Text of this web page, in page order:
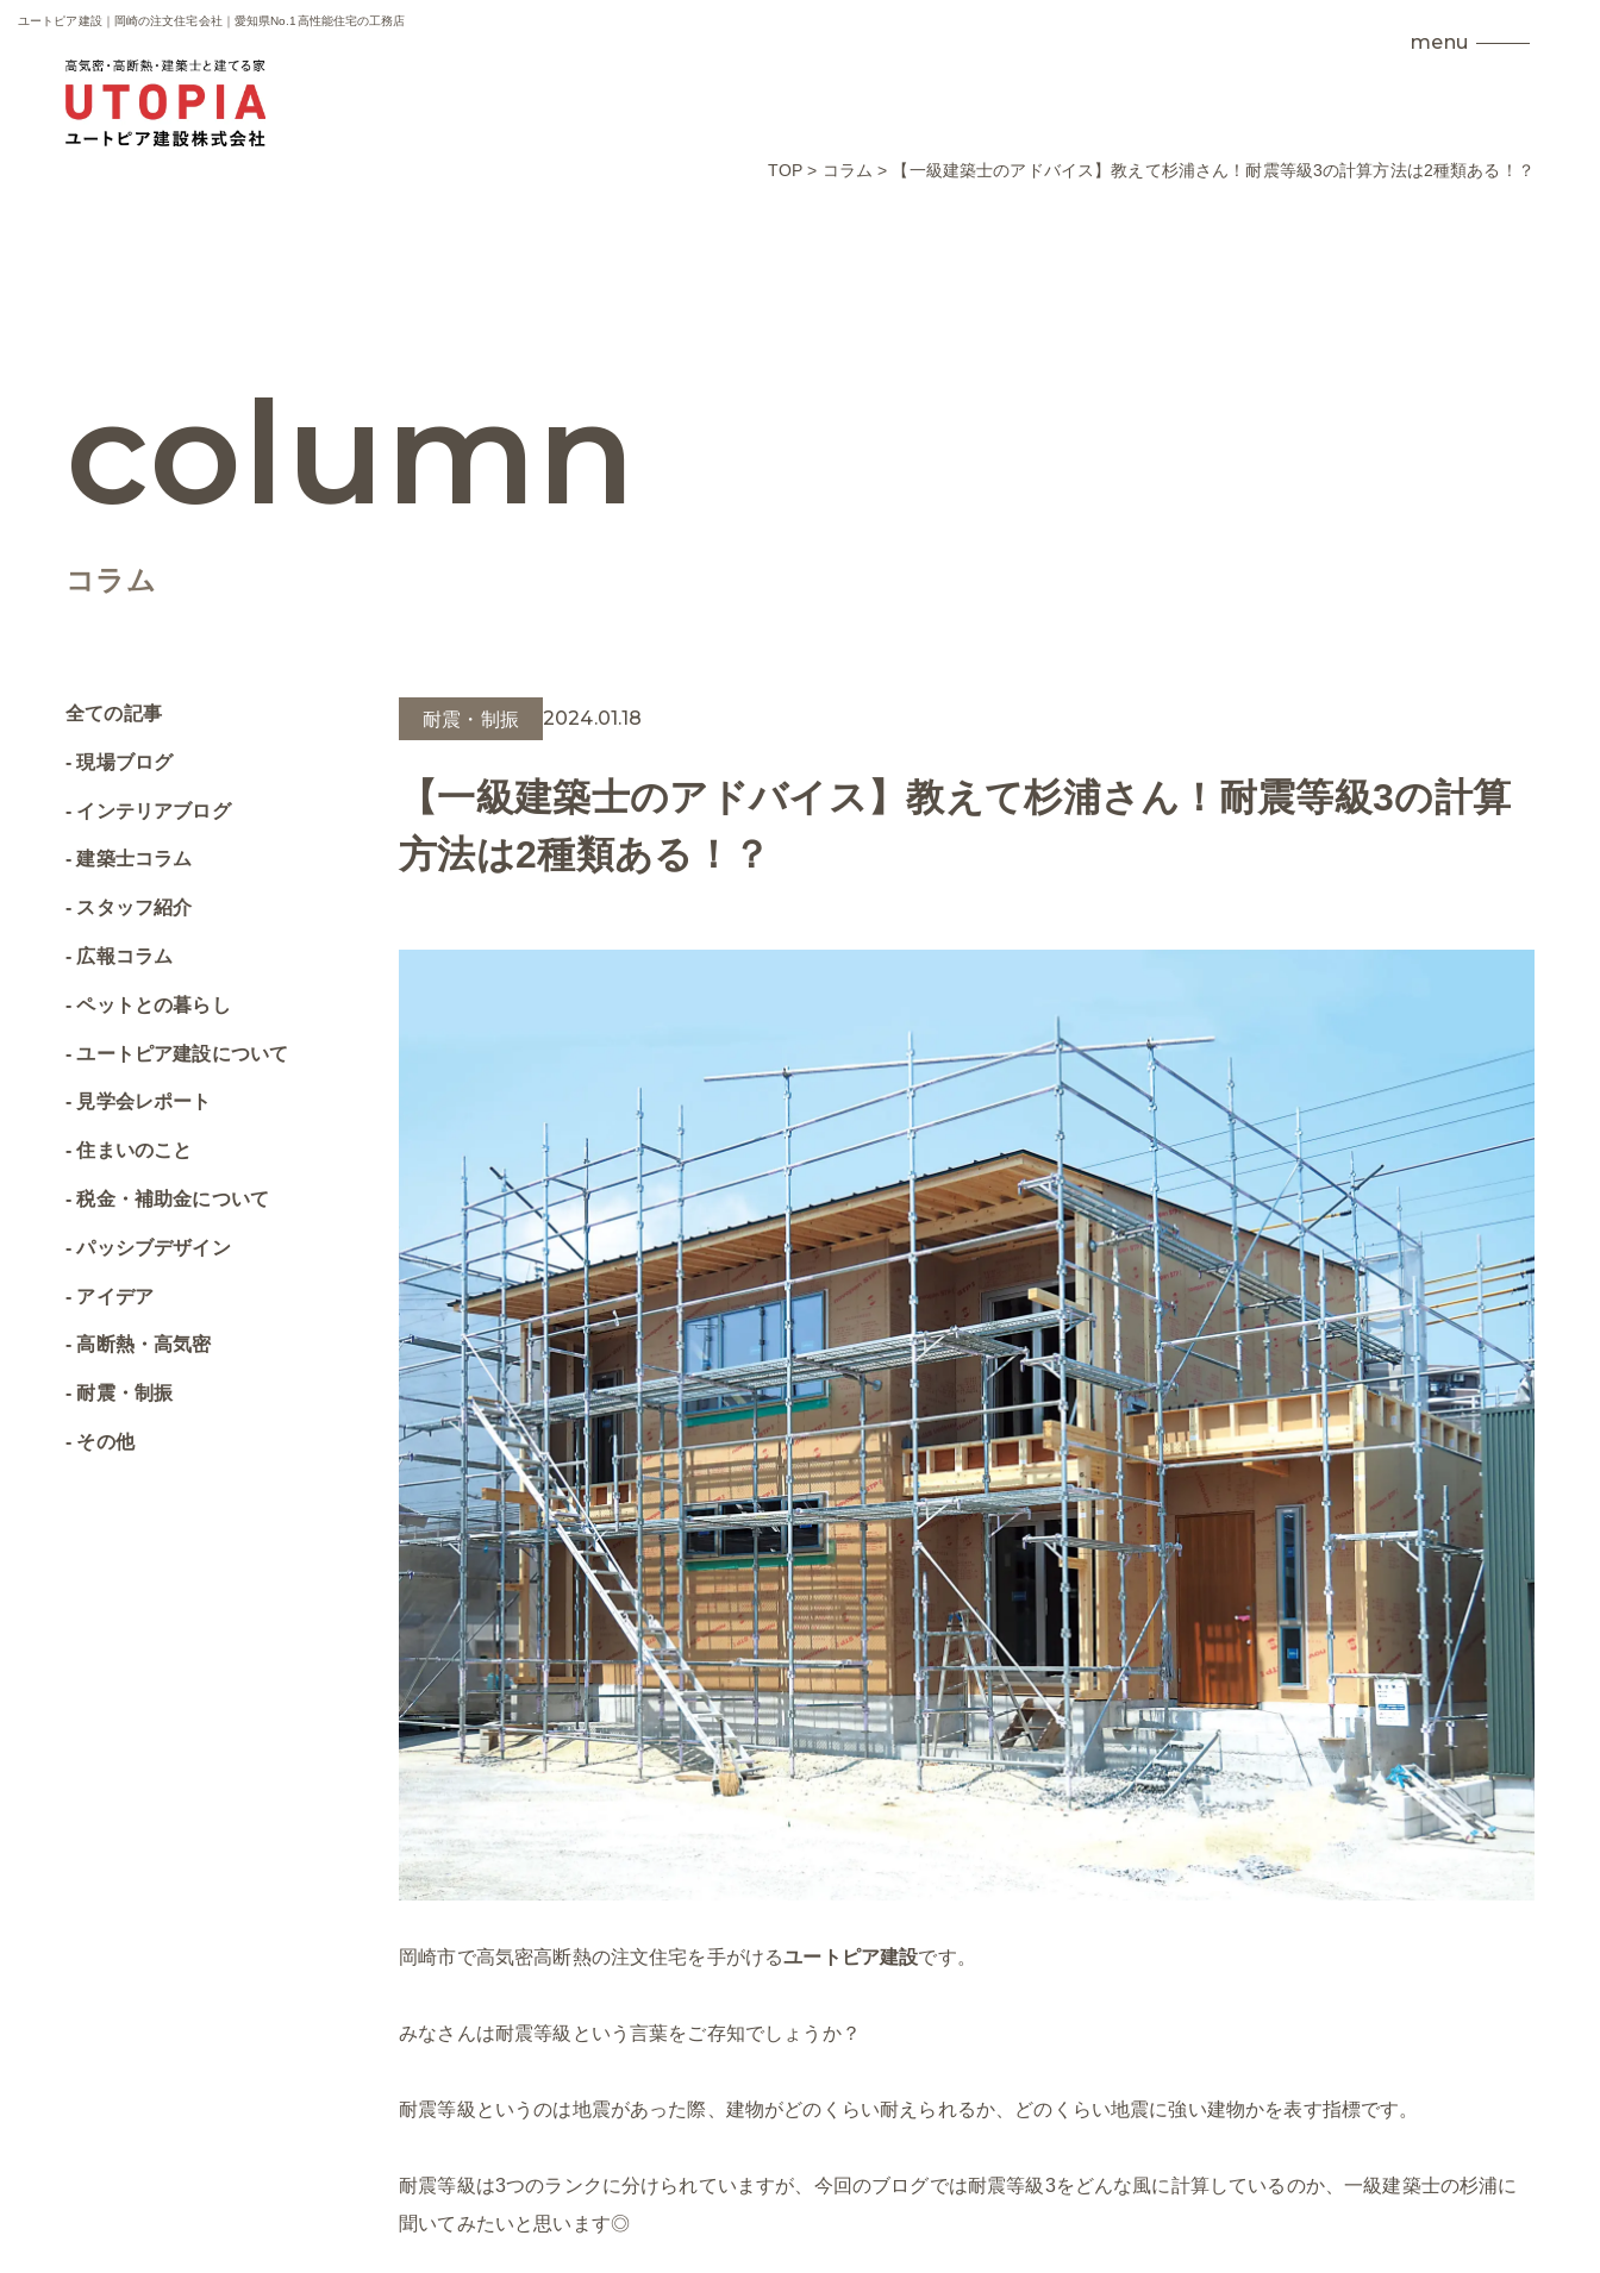
ユートピア建設｜岡崎の注文住宅会社｜愛知県No.1高性能住宅の工務店
menu
TOP > コラム > 【一級建築士のアドバイス】教えて杉浦さん！耐震等級3の計算方法は2種類ある！？
column
コラム
耐震・制振 2024.01.18
【一級建築士のアドバイス】教えて杉浦さん！耐震等級3の計算
方法は2種類ある！？
岡崎市で高気密高断熱の注文住宅を手がけるユートピア建設です。
みなさんは耐震等級という言葉をご存知でしょうか？
耐震等級というのは地震があった際、建物がどのくらい耐えられるか、どのくらい地震に強い建物かを表す指標です。
耐震等級は3つのランクに分けられていますが、今回のブログでは耐震等級3をどんな風に計算しているのか、一級建築士の杉浦に
聞いてみたいと思います◎
全ての記事
現場ブログ
インテリアブログ
建築士コラム
スタッフ紹介
広報コラム
ペットとの暮らし
ユートピア建設について
見学会レポート
住まいのこと
税金・補助金について
パッシブデザイン
アイデア
高断熱・高気密
耐震・制振
その他